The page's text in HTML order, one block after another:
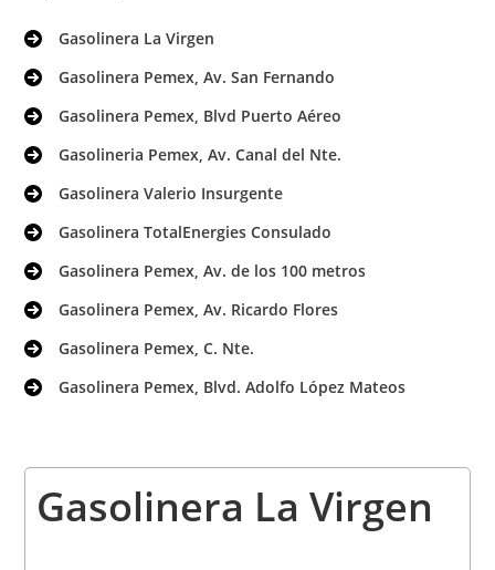
Gasolinera La Virgen
Gasolinera Pemex, Av. San Fernando
Gasolinera Pemex, Blvd Puerto Aéreo
Gasolineria Pemex, Av. Canal del Nte.
Gasolinera Valerio Insurgente
Gasolinera TotalEnergies Consulado
Gasolinera Pemex, Av. de los 100 metros
Gasolinera Pemex, Av. Ricardo Flores
Gasolinera Pemex, C. Nte.
Gasolinera Pemex, Blvd. Adolfo López Mateos
Gasolinera La Virgen